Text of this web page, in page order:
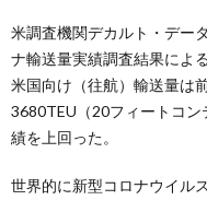
米調査機関デカルト・デー
ナ輸送量実績調査結果によ
米国向け（往航）輸送量は
3680TEU（20フィートコ
績を上回った。
世界的に新型コロナウイル